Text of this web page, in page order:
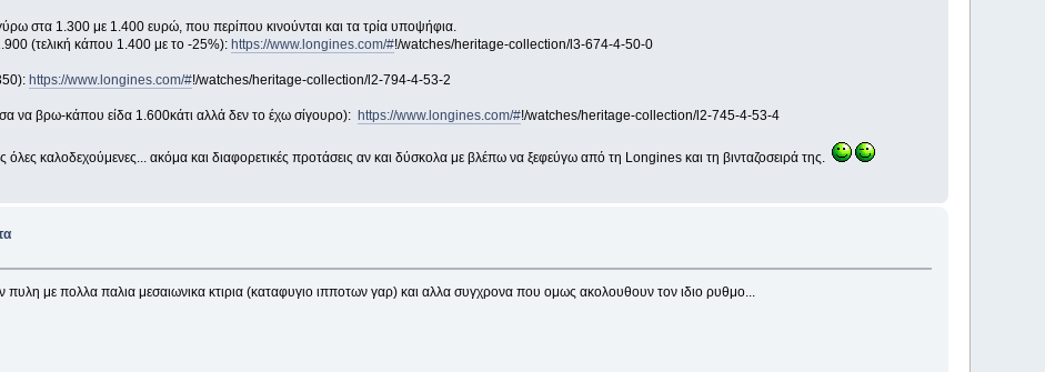
στα 1.300 με 1.400 ευρώ, που περίπου κινούνται και τα τρία υποψήφια.
(τελική κάπου 1.400 με το -25%):https://www.longines.com/#!/watches/heritage-collection/l3-674-4-50-0
https://www.longines.com/#!/watches/heritage-collection/l2-794-4-53-2
να βρω-κάπου είδα 1.600κάτι αλλά δεν το έχω σίγουρο):https://www.longines.com/#!/watches/heritage-collection/l2-745-4-53-4
όλες καλοδεχούμενες... ακόμα και διαφορετικές προτάσεις αν και δύσκολα με βλέπω να ξεφεύγω από τη Longines και τη βινταζοσειρά της.
με πολλα παλια μεσαιωνικα κτιρια (καταφυγιο ιπποτων γαρ) και αλλα συγχρονα που ομως ακολουθουν τον ιδιο ρυθμο...